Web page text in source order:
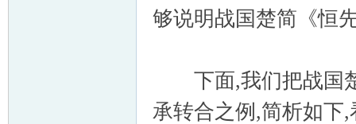
够说明战国楚简《恒
下面,我们把战国楚
承转合之例,简析如下